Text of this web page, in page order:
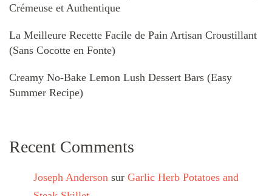
Crémeuse et Authentique
La Meilleure Recette Facile de Pain Artisan Croustillant
(Sans Cocotte en Fonte)
Creamy No-Bake Lemon Lush Dessert Bars (Easy
Summer Recipe)
Recent Comments
Joseph Anderson sur Garlic Herb Potatoes and